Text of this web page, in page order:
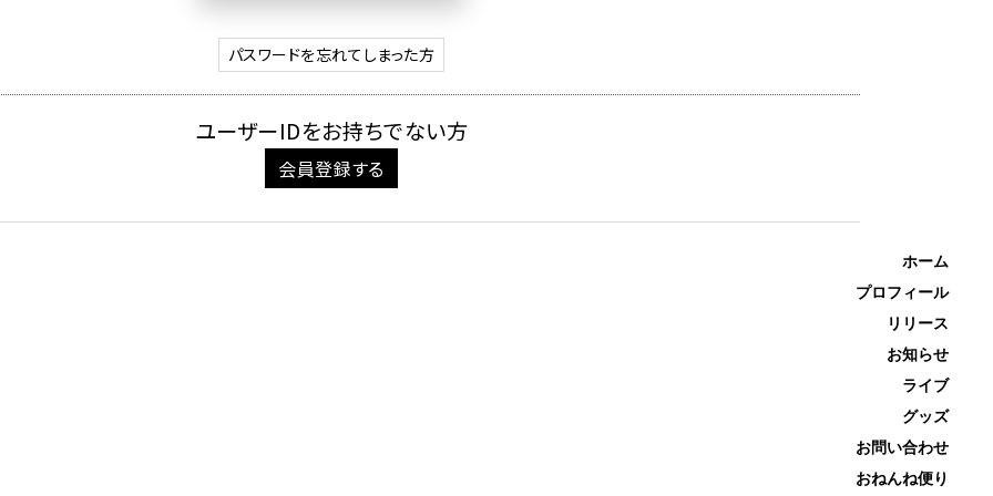
ホーム
プロフィール
リリース
お知らせ
ライブ
グッズ
お問い合わせ
おねんね便り
パスワードを忘れてしまった方
ユーザーIDをお持ちでない方
会員登録する